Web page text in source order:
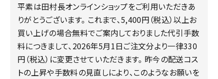
平素は田村長オンラインショップをご利用いただきあ
りがとうございます。 これまで、5,400円（税込）以上お
買い上げの場合無料でご案内しておりました代引手数
料につきまして、2026年5月1日ご注文分より一律330
円（税込）に変更させていただきます。 昨今の配送コス
トの上昇や手数料の見直しにより、このようなお願いを